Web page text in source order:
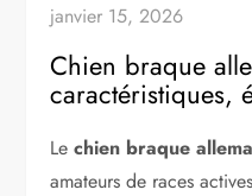
janvier 15, 2026
Chien braque
caractéristiques,
Lechien braque
amateurs de races